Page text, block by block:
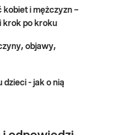
w pobranej
Neisseria
(dwoinka
za
kobiet i mężczyzn –
krok po kroku
objawy,
- jak o nią